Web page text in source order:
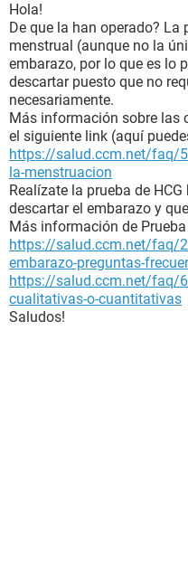
Hola!
De que la han operado?
menstrual (aunque no la
embarazo, por lo que es lo
descartar puesto que no
necesariamente.
Más información sobre las
el siguiente link (aquí
https://salud.ccm.net/faq/
la-menstruacion
Realízate la prueba de
descartar el embarazo y
Más información de
https://salud.ccm.net/faq/
embarazo-preguntas-
https://salud.ccm.net/faq/
cualitativas-o-cuantitativas
Saludos!